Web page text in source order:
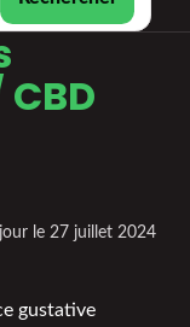
le 27 juillet 2024
gustative